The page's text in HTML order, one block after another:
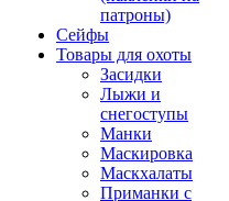
патроны)
Сейфы
Товары для охоты
Засидки
Лыжи и
снегоступы
Манки
Маскировка
Маскхалаты
Приманки с